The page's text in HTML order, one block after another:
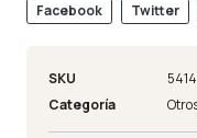
Facebook Twitter
SKU
Categoría